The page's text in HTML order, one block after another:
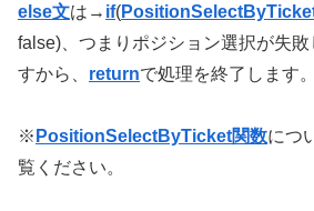
else文は→ if(
false)、つまりポジション選択が失敗
すから、 returnで処理を終了します。
※ PositionSelectByTicket関数につ
覧ください。